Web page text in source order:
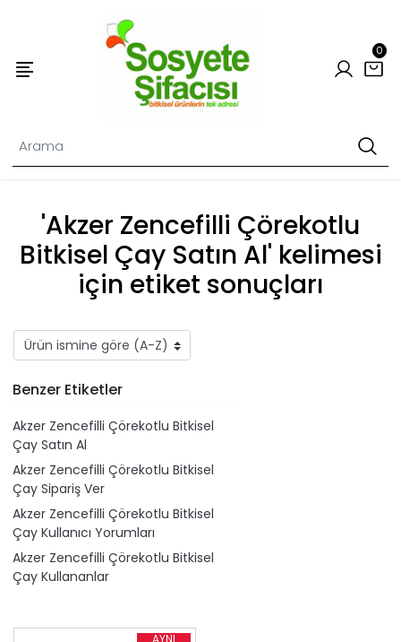
0
'Akzer Zencefilli Çörekotlu
Bitkisel Çay Satın Al' kelimesi
için etiket sonuçları
Benzer Etiketler
Akzer Zencefilli Çörekotlu Bitkisel
Çay Satın Al
Akzer Zencefilli Çörekotlu Bitkisel
Çay Sipariş Ver
Akzer Zencefilli Çörekotlu Bitkisel
Çay Kullanıcı Yorumları
Akzer Zencefilli Çörekotlu Bitkisel
Çay Kullananlar